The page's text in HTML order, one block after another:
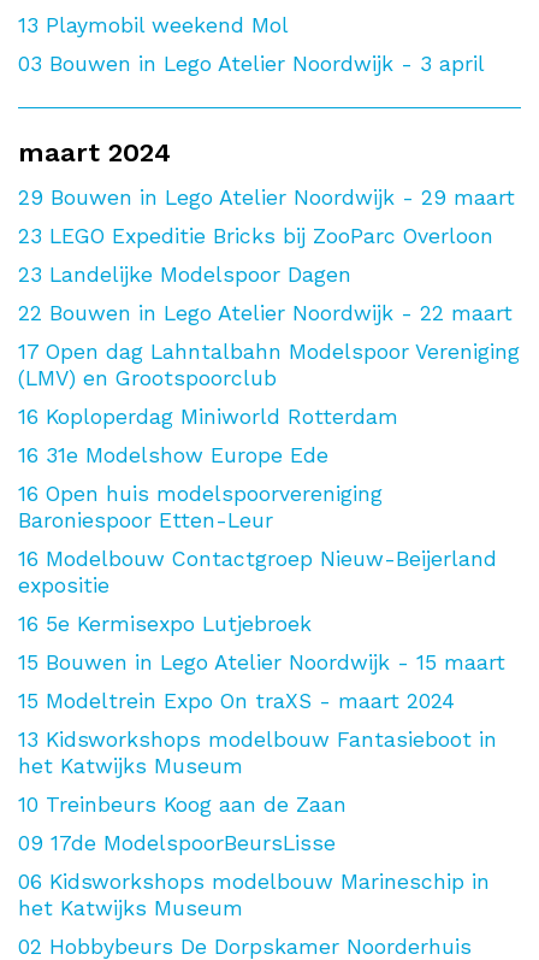
13 Playmobil weekend Mol
03 Bouwen in Lego Atelier Noordwijk - 3 april
maart 2024
29 Bouwen in Lego Atelier Noordwijk - 29 maart
23 LEGO Expeditie Bricks bij ZooParc Overloon
23 Landelijke Modelspoor Dagen
22 Bouwen in Lego Atelier Noordwijk - 22 maart
17 Open dag Lahntalbahn Modelspoor Vereniging
(LMV) en Grootspoorclub
16 Koploperdag Miniworld Rotterdam
16 31e Modelshow Europe Ede
16 Open huis modelspoorvereniging
Baroniespoor Etten-Leur
16 Modelbouw Contactgroep Nieuw-Beijerland
expositie
16 5e Kermisexpo Lutjebroek
15 Bouwen in Lego Atelier Noordwijk - 15 maart
15 Modeltrein Expo On traXS - maart 2024
13 Kidsworkshops modelbouw Fantasieboot in
het Katwijks Museum
10 Treinbeurs Koog aan de Zaan
09 17de ModelspoorBeursLisse
06 Kidsworkshops modelbouw Marineschip in
het Katwijks Museum
02 Hobbybeurs De Dorpskamer Noorderhuis